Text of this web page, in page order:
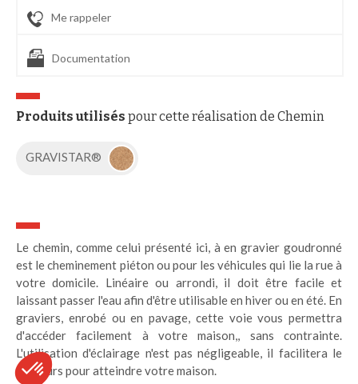
Me rappeler
Documentation
Produits utilisés pour cette réalisation de Chemin
GRAVISTAR®
Le chemin, comme celui présenté ici, à en gravier goudronné
est le cheminement piéton ou pour les véhicules qui lie la rue à
votre domicile. Linéaire ou arrondi, il doit être facile et
laissant passer l'eau afin d'être utilisable en hiver ou en été. En
graviers, enrobé ou en pavage, cette voie vous permettra
d'accéder facilement à votre maison,, sans contrainte.
L'utilisation d'éclairage n'est pas négligeable, il facilitera le
parcours pour atteindre votre maison.